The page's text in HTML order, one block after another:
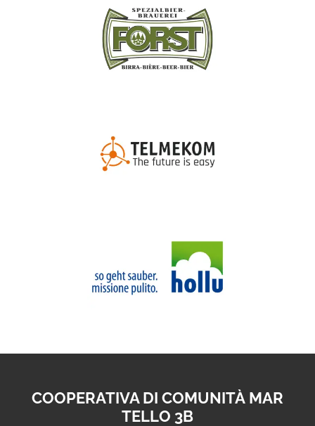
COOPERATIVA DI COMUNITÀ MAR
TELLO 3B